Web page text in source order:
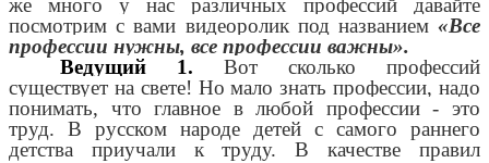
посмотрим с вами видеоролик под названием «Все
профессии нужны, все профессии важны».
Ведущий 1. Вот сколько профессий
существует на свете! Но мало знать профессии, надо
понимать, что главное в любой профессии - это
труд. В русском народе детей с самого раннего
детства приучали к труду. В качестве правил